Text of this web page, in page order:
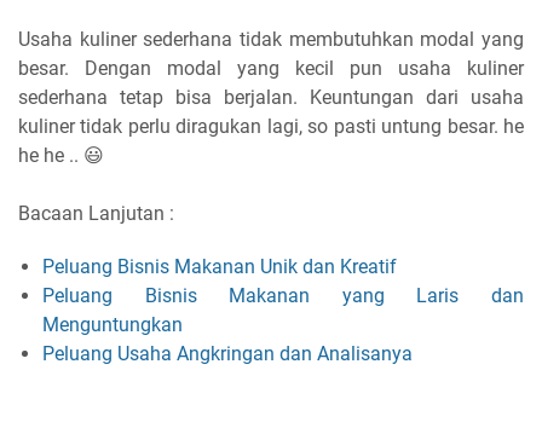
Usaha kuliner sederhana tidak membutuhkan modal yang
besar. Dengan modal yang kecil pun usaha kuliner
sederhana tetap bisa berjalan. Keuntungan dari usaha
kuliner tidak perlu diragukan lagi, so pasti untung besar. he
he he .. 😃
Bacaan Lanjutan :
Peluang Bisnis Makanan Unik dan Kreatif
Peluang Bisnis Makanan yang Laris dan
Menguntungkan
Peluang Usaha Angkringan dan Analisanya